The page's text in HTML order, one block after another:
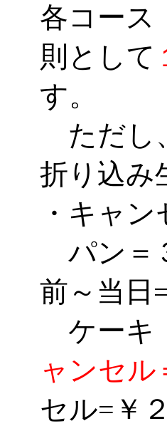
各コース
則として
す。
ただし
折り込み
・キャ
パン＝
前～当日
ケー
ャンセル
セル=￥